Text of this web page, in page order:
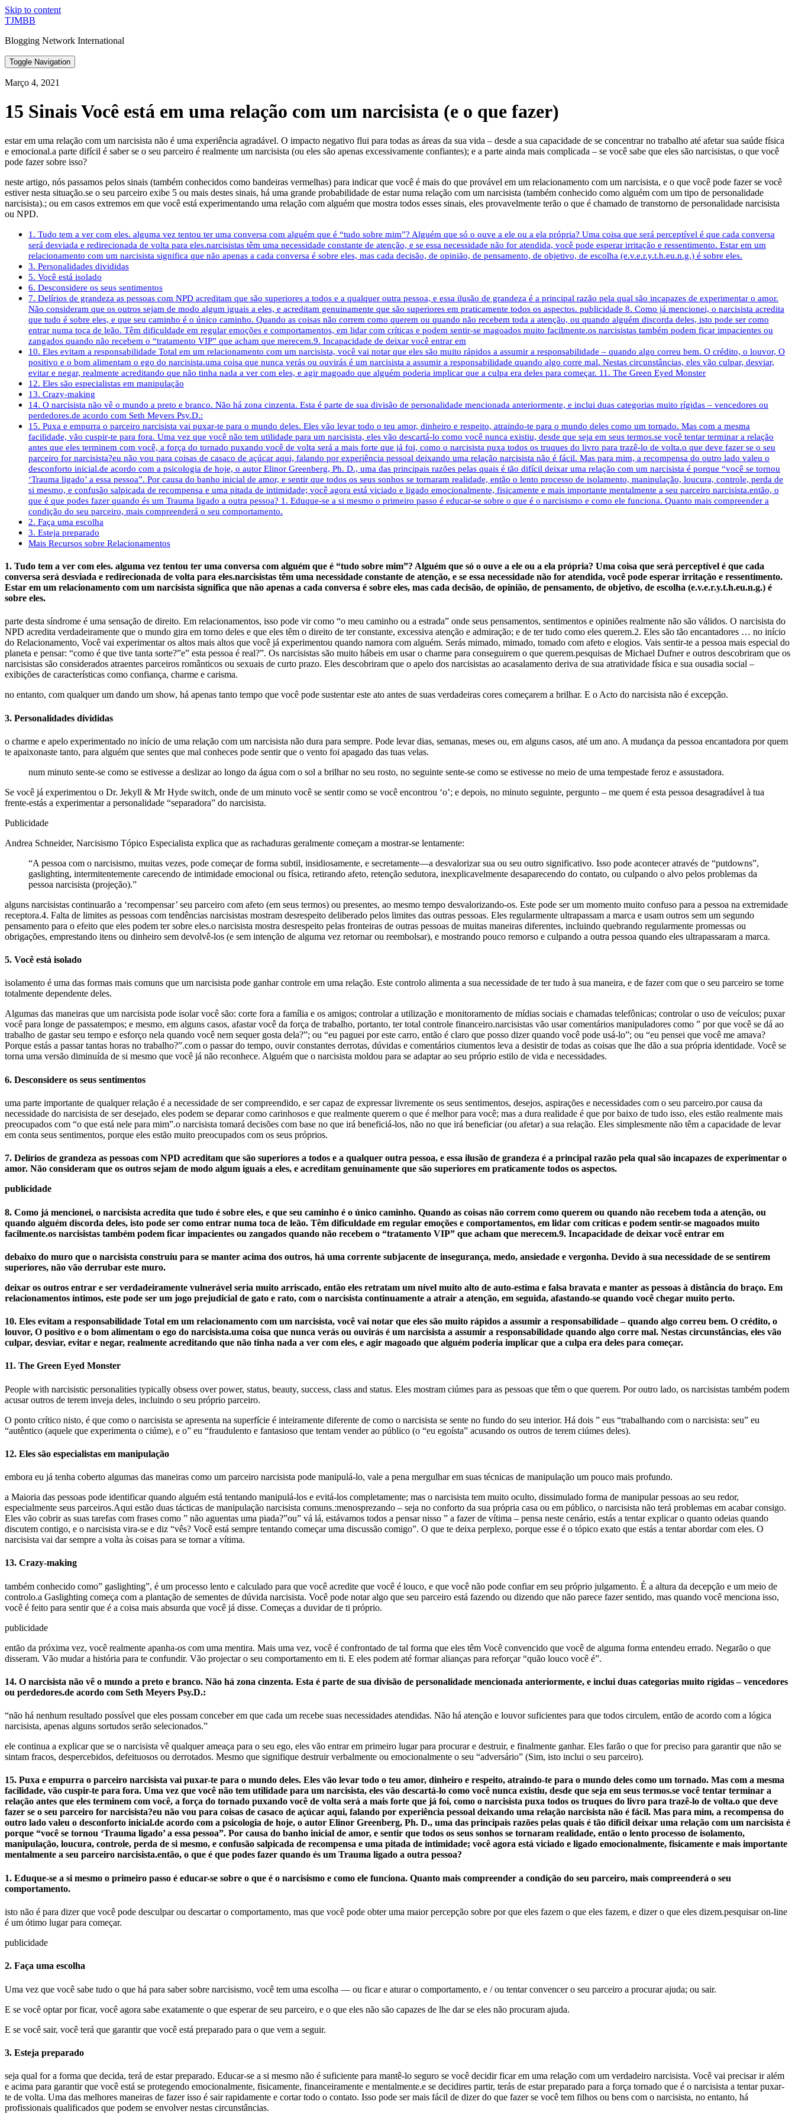
Skip to content
TJMBB
Blogging Network International
Toggle Navigation
Março 4, 2021
15 Sinais Você está em uma relação com um narcisista (e o que fazer)
estar em uma relação com um narcisista não é uma experiência agradável. O impacto negativo flui para todas as áreas da sua vida – desde a sua capacidade de se concentrar no trabalho até afetar sua saúde física
e emocional.a parte difícil é saber se o seu parceiro é realmente um narcisista (ou eles são apenas excessivamente confiantes); e a parte ainda mais complicada – se você sabe que eles são narcisistas, o que você
pode fazer sobre isso?
neste artigo, nós passamos pelos sinais (também conhecidos como bandeiras vermelhas) para indicar que você é mais do que provável em um relacionamento com um narcisista, e o que você pode fazer se você
estiver nesta situação.se o seu parceiro exibe 5 ou mais destes sinais, há uma grande probabilidade de estar numa relação com um narcisista (também conhecido como alguém com um tipo de personalidade
narcisista).; ou em casos extremos em que você está experimentando uma relação com alguém que mostra todos esses sinais, eles provavelmente terão o que é chamado de transtorno de personalidade narcisista
ou NPD.
1. Tudo tem a ver com eles. alguma vez tentou ter uma conversa com alguém que é “tudo sobre mim”? Alguém que só o ouve a ele ou a ela própria? Uma coisa que será perceptível é que cada conversa
será desviada e redirecionada de volta para eles.narcisistas têm uma necessidade constante de atenção, e se essa necessidade não for atendida, você pode esperar irritação e ressentimento. Estar em um
relacionamento com um narcisista significa que não apenas a cada conversa é sobre eles, mas cada decisão, de opinião, de pensamento, de objetivo, de escolha (e.v.e.r.y.t.h.eu.n.g.) é sobre eles.
3. Personalidades divididas
5. Você está isolado
6. Desconsidere os seus sentimentos
7. Delírios de grandeza as pessoas com NPD acreditam que são superiores a todos e a qualquer outra pessoa, e essa ilusão de grandeza é a principal razão pela qual são incapazes de experimentar o amor.
Não consideram que os outros sejam de modo algum iguais a eles, e acreditam genuinamente que são superiores em praticamente todos os aspectos. publicidade 8. Como já mencionei, o narcisista acredita
que tudo é sobre eles, e que seu caminho é o único caminho. Quando as coisas não correm como querem ou quando não recebem toda a atenção, ou quando alguém discorda deles, isto pode ser como
entrar numa toca de leão. Têm dificuldade em regular emoções e comportamentos, em lidar com críticas e podem sentir-se magoados muito facilmente.os narcisistas também podem ficar impacientes ou
zangados quando não recebem o “tratamento VIP” que acham que merecem.9. Incapacidade de deixar você entrar em
10. Eles evitam a responsabilidade Total em um relacionamento com um narcisista, você vai notar que eles são muito rápidos a assumir a responsabilidade – quando algo correu bem. O crédito, o louvor, O
positivo e o bom alimentam o ego do narcisista.uma coisa que nunca verás ou ouvirás é um narcisista a assumir a responsabilidade quando algo corre mal. Nestas circunstâncias, eles vão culpar, desviar,
evitar e negar, realmente acreditando que não tinha nada a ver com eles, e agir magoado que alguém poderia implicar que a culpa era deles para começar. 11. The Green Eyed Monster
12. Eles são especialistas em manipulação
13. Crazy-making
14. O narcisista não vê o mundo a preto e branco. Não há zona cinzenta. Esta é parte de sua divisão de personalidade mencionada anteriormente, e inclui duas categorias muito rígidas – vencedores ou
perdedores.de acordo com Seth Meyers Psy.D.:
15. Puxa e empurra o parceiro narcisista vai puxar-te para o mundo deles. Eles vão levar todo o teu amor, dinheiro e respeito, atraindo-te para o mundo deles como um tornado. Mas com a mesma
facilidade, vão cuspir-te para fora. Uma vez que você não tem utilidade para um narcisista, eles vão descartá-lo como você nunca existiu, desde que seja em seus termos.se você tentar terminar a relação
antes que eles terminem com você, a força do tornado puxando você de volta será a mais forte que já foi, como o narcisista puxa todos os truques do livro para trazê-lo de volta.o que deve fazer se o seu
parceiro for narcisista?eu não vou para coisas de casaco de açúcar aqui, falando por experiência pessoal deixando uma relação narcisista não é fácil. Mas para mim, a recompensa do outro lado valeu o
desconforto inicial.de acordo com a psicologia de hoje, o autor Elinor Greenberg, Ph. D., uma das principais razões pelas quais é tão difícil deixar uma relação com um narcisista é porque “você se tornou
‘Trauma ligado’ a essa pessoa”. Por causa do banho inicial de amor, e sentir que todos os seus sonhos se tornaram realidade, então o lento processo de isolamento, manipulação, loucura, controle, perda de
si mesmo, e confusão salpicada de recompensa e uma pitada de intimidade; você agora está viciado e ligado emocionalmente, fisicamente e mais importante mentalmente a seu parceiro narcisista.então, o
que é que podes fazer quando és um Trauma ligado a outra pessoa? 1. Eduque-se a si mesmo o primeiro passo é educar-se sobre o que é o narcisismo e como ele funciona. Quanto mais compreender a
condição do seu parceiro, mais compreenderá o seu comportamento.
2. Faça uma escolha
3. Esteja preparado
Mais Recursos sobre Relacionamentos
1. Tudo tem a ver com eles. alguma vez tentou ter uma conversa com alguém que é “tudo sobre mim”? Alguém que só o ouve a ele ou a ela própria? Uma coisa que será perceptível é que cada
conversa será desviada e redirecionada de volta para eles.narcisistas têm uma necessidade constante de atenção, e se essa necessidade não for atendida, você pode esperar irritação e ressentimento.
Estar em um relacionamento com um narcisista significa que não apenas a cada conversa é sobre eles, mas cada decisão, de opinião, de pensamento, de objetivo, de escolha (e.v.e.r.y.t.h.eu.n.g.) é
sobre eles.
parte desta síndrome é uma sensação de direito. Em relacionamentos, isso pode vir como “o meu caminho ou a estrada” onde seus pensamentos, sentimentos e opiniões realmente não são válidos. O narcisista do
NPD acredita verdadeiramente que o mundo gira em torno deles e que eles têm o direito de ter constante, excessiva atenção e admiração; e de ter tudo como eles querem.2. Eles são tão encantadores … no início
do Relacionamento, Você vai experimentar os altos mais altos que você já experimentou quando namora com alguém. Serás mimado, mimado, tomado com afeto e elogios. Vais sentir-te a pessoa mais especial do
planeta e pensar: “como é que tive tanta sorte?”e” esta pessoa é real?”. Os narcisistas são muito hábeis em usar o charme para conseguirem o que querem.pesquisas de Michael Dufner e outros descobriram que os
narcisistas são considerados atraentes parceiros românticos ou sexuais de curto prazo. Eles descobriram que o apelo dos narcisistas ao acasalamento deriva de sua atratividade física e sua ousadia social –
exibições de características como confiança, charme e carisma.
no entanto, com qualquer um dando um show, há apenas tanto tempo que você pode sustentar este ato antes de suas verdadeiras cores começarem a brilhar. E o Acto do narcisista não é excepção.
3. Personalidades divididas
o charme e apelo experimentado no início de uma relação com um narcisista não dura para sempre. Pode levar dias, semanas, meses ou, em alguns casos, até um ano. A mudança da pessoa encantadora por quem
te apaixonaste tanto, para alguém que sentes que mal conheces pode sentir que o vento foi apagado das tuas velas.
num minuto sente-se como se estivesse a deslizar ao longo da água com o sol a brilhar no seu rosto, no seguinte sente-se como se estivesse no meio de uma tempestade feroz e assustadora.
Se você já experimentou o Dr. Jekyll & Mr Hyde switch, onde de um minuto você se sentir como se você encontrou ‘o’; e depois, no minuto seguinte, pergunto – me quem é esta pessoa desagradável à tua
frente-estás a experimentar a personalidade “separadora” do narcisista.
Publicidade
Andrea Schneider, Narcisismo Tópico Especialista explica que as rachaduras geralmente começam a mostrar-se lentamente:
“A pessoa com o narcisismo, muitas vezes, pode começar de forma subtil, insidiosamente, e secretamente—a desvalorizar sua ou seu outro significativo. Isso pode acontecer através de “putdowns”,
gaslighting, intermitentemente carecendo de intimidade emocional ou física, retirando afeto, retenção sedutora, inexplicavelmente desaparecendo do contato, ou culpando o alvo pelos problemas da
pessoa narcisista (projeção).”
alguns narcisistas continuarão a ‘recompensar’ seu parceiro com afeto (em seus termos) ou presentes, ao mesmo tempo desvalorizando-os. Este pode ser um momento muito confuso para a pessoa na extremidade
receptora.4. Falta de limites as pessoas com tendências narcisistas mostram desrespeito deliberado pelos limites das outras pessoas. Eles regularmente ultrapassam a marca e usam outros sem um segundo
pensamento para o efeito que eles podem ter sobre eles.o narcisista mostra desrespeito pelas fronteiras de outras pessoas de muitas maneiras diferentes, incluindo quebrando regularmente promessas ou
obrigações, emprestando itens ou dinheiro sem devolvê-los (e sem intenção de alguma vez retornar ou reembolsar), e mostrando pouco remorso e culpando a outra pessoa quando eles ultrapassaram a marca.
5. Você está isolado
isolamento é uma das formas mais comuns que um narcisista pode ganhar controle em uma relação. Este controlo alimenta a sua necessidade de ter tudo à sua maneira, e de fazer com que o seu parceiro se torne
totalmente dependente deles.
Algumas das maneiras que um narcisista pode isolar você são: corte fora a família e os amigos; controlar a utilização e monitoramento de mídias sociais e chamadas telefônicas; controlar o uso de veículos; puxar
você para longe de passatempos; e mesmo, em alguns casos, afastar você da força de trabalho, portanto, ter total controle financeiro.narcisistas vão usar comentários manipuladores como ” por que você se dá ao
trabalho de gastar seu tempo e esforço nela quando você nem sequer gosta dela?”; ou “eu paguei por este carro, então é claro que posso dizer quando você pode usá-lo”; ou “eu pensei que você me amava?
Porque estás a passar tantas horas no trabalho?”.com o passar do tempo, ouvir constantes derrotas, dúvidas e comentários ciumentos leva a desistir de todas as coisas que lhe dão a sua própria identidade. Você se
torna uma versão diminuída de si mesmo que você já não reconhece. Alguém que o narcisista moldou para se adaptar ao seu próprio estilo de vida e necessidades.
6. Desconsidere os seus sentimentos
uma parte importante de qualquer relação é a necessidade de ser compreendido, e ser capaz de expressar livremente os seus sentimentos, desejos, aspirações e necessidades com o seu parceiro.por causa da
necessidade do narcisista de ser desejado, eles podem se deparar como carinhosos e que realmente querem o que é melhor para você; mas a dura realidade é que por baixo de tudo isso, eles estão realmente mais
preocupados com “o que está nele para mim”.o narcisista tomará decisões com base no que irá beneficiá-los, não no que irá beneficiar (ou afetar) a sua relação. Eles simplesmente não têm a capacidade de levar
em conta seus sentimentos, porque eles estão muito preocupados com os seus próprios.
7. Delírios de grandeza as pessoas com NPD acreditam que são superiores a todos e a qualquer outra pessoa, e essa ilusão de grandeza é a principal razão pela qual são incapazes de experimentar o
amor. Não consideram que os outros sejam de modo algum iguais a eles, e acreditam genuinamente que são superiores em praticamente todos os aspectos.
publicidade
8. Como já mencionei, o narcisista acredita que tudo é sobre eles, e que seu caminho é o único caminho. Quando as coisas não correm como querem ou quando não recebem toda a atenção, ou
quando alguém discorda deles, isto pode ser como entrar numa toca de leão. Têm dificuldade em regular emoções e comportamentos, em lidar com críticas e podem sentir-se magoados muito
facilmente.os narcisistas também podem ficar impacientes ou zangados quando não recebem o “tratamento VIP” que acham que merecem.9. Incapacidade de deixar você entrar em
debaixo do muro que o narcisista construiu para se manter acima dos outros, há uma corrente subjacente de insegurança, medo, ansiedade e vergonha. Devido à sua necessidade de se sentirem
superiores, não vão derrubar este muro.
deixar os outros entrar e ser verdadeiramente vulnerável seria muito arriscado, então eles retratam um nível muito alto de auto-estima e falsa bravata e manter as pessoas à distância do braço. Em
relacionamentos íntimos, este pode ser um jogo prejudicial de gato e rato, com o narcisista continuamente a atrair a atenção, em seguida, afastando-se quando você chegar muito perto.
10. Eles evitam a responsabilidade Total em um relacionamento com um narcisista, você vai notar que eles são muito rápidos a assumir a responsabilidade – quando algo correu bem. O crédito, o
louvor, O positivo e o bom alimentam o ego do narcisista.uma coisa que nunca verás ou ouvirás é um narcisista a assumir a responsabilidade quando algo corre mal. Nestas circunstâncias, eles vão
culpar, desviar, evitar e negar, realmente acreditando que não tinha nada a ver com eles, e agir magoado que alguém poderia implicar que a culpa era deles para começar.
11. The Green Eyed Monster
People with narcisistic personalities typically obsess over power, status, beauty, success, class and status. Eles mostram ciúmes para as pessoas que têm o que querem. Por outro lado, os narcisistas também podem
acusar outros de terem inveja deles, incluindo o seu próprio parceiro.
O ponto crítico nisto, é que como o narcisista se apresenta na superfície é inteiramente diferente de como o narcisista se sente no fundo do seu interior. Há dois ” eus “trabalhando com o narcisista: seu” eu
“autêntico (aquele que experimenta o ciúme), e o” eu “fraudulento e fantasioso que tentam vender ao público (o “eu egoísta” acusando os outros de terem ciúmes deles).
12. Eles são especialistas em manipulação
embora eu já tenha coberto algumas das maneiras como um parceiro narcisista pode manipulá-lo, vale a pena mergulhar em suas técnicas de manipulação um pouco mais profundo.
a Maioria das pessoas pode identificar quando alguém está tentando manipulá-los e evitá-los completamente; mas o narcisista tem muito oculto, dissimulado forma de manipular pessoas ao seu redor,
especialmente seus parceiros.Aqui estão duas tácticas de manipulação narcisista comuns.:menosprezando – seja no conforto da sua própria casa ou em público, o narcisista não terá problemas em acabar consigo.
Eles vão cobrir as suas tarefas com frases como ” não aguentas uma piada?”ou” vá lá, estávamos todos a pensar nisso ” a fazer de vítima – pensa neste cenário, estás a tentar explicar o quanto odeias quando
discutem contigo, e o narcisista vira-se e diz “vês? Você está sempre tentando começar uma discussão comigo”. O que te deixa perplexo, porque esse é o tópico exato que estás a tentar abordar com eles. O
narcisista vai dar sempre a volta às coisas para se tornar a vítima.
13. Crazy-making
também conhecido como” gaslighting”, é um processo lento e calculado para que você acredite que você é louco, e que você não pode confiar em seu próprio julgamento. É a altura da decepção e um meio de
controlo.a Gaslighting começa com a plantação de sementes de dúvida narcisista. Você pode notar algo que seu parceiro está fazendo ou dizendo que não parece fazer sentido, mas quando você menciona isso,
você é feito para sentir que é a coisa mais absurda que você já disse. Começas a duvidar de ti próprio.
publicidade
então da próxima vez, você realmente apanha-os com uma mentira. Mais uma vez, você é confrontado de tal forma que eles têm Você convencido que você de alguma forma entendeu errado. Negarão o que
disseram. Vão mudar a história para te confundir. Vão projectar o seu comportamento em ti. E eles podem até formar alianças para reforçar “quão louco você é”.
14. O narcisista não vê o mundo a preto e branco. Não há zona cinzenta. Esta é parte de sua divisão de personalidade mencionada anteriormente, e inclui duas categorias muito rígidas – vencedores
ou perdedores.de acordo com Seth Meyers Psy.D.:
“não há nenhum resultado possível que eles possam conceber em que cada um recebe suas necessidades atendidas. Não há atenção e louvor suficientes para que todos circulem, então de acordo com a lógica
narcisista, apenas alguns sortudos serão selecionados.”
ele continua a explicar que se o narcisista vê qualquer ameaça para o seu ego, eles vão entrar em primeiro lugar para procurar e destruir, e finalmente ganhar. Eles farão o que for preciso para garantir que não se
sintam fracos, despercebidos, defeituosos ou derrotados. Mesmo que signifique destruir verbalmente ou emocionalmente o seu “adversário” (Sim, isto inclui o seu parceiro).
15. Puxa e empurra o parceiro narcisista vai puxar-te para o mundo deles. Eles vão levar todo o teu amor, dinheiro e respeito, atraindo-te para o mundo deles como um tornado. Mas com a mesma
facilidade, vão cuspir-te para fora. Uma vez que você não tem utilidade para um narcisista, eles vão descartá-lo como você nunca existiu, desde que seja em seus termos.se você tentar terminar a
relação antes que eles terminem com você, a força do tornado puxando você de volta será a mais forte que já foi, como o narcisista puxa todos os truques do livro para trazê-lo de volta.o que deve
fazer se o seu parceiro for narcisista?eu não vou para coisas de casaco de açúcar aqui, falando por experiência pessoal deixando uma relação narcisista não é fácil. Mas para mim, a recompensa do
outro lado valeu o desconforto inicial.de acordo com a psicologia de hoje, o autor Elinor Greenberg, Ph. D., uma das principais razões pelas quais é tão difícil deixar uma relação com um narcisista é
porque “você se tornou ‘Trauma ligado’ a essa pessoa”. Por causa do banho inicial de amor, e sentir que todos os seus sonhos se tornaram realidade, então o lento processo de isolamento,
manipulação, loucura, controle, perda de si mesmo, e confusão salpicada de recompensa e uma pitada de intimidade; você agora está viciado e ligado emocionalmente, fisicamente e mais importante
mentalmente a seu parceiro narcisista.então, o que é que podes fazer quando és um Trauma ligado a outra pessoa?
1. Eduque-se a si mesmo o primeiro passo é educar-se sobre o que é o narcisismo e como ele funciona. Quanto mais compreender a condição do seu parceiro, mais compreenderá o seu
comportamento.
isto não é para dizer que você pode desculpar ou descartar o comportamento, mas que você pode obter uma maior percepção sobre por que eles fazem o que eles fazem, e dizer o que eles dizem.pesquisar on-line
é um ótimo lugar para começar.
publicidade
2. Faça uma escolha
Uma vez que você sabe tudo o que há para saber sobre narcisismo, você tem uma escolha — ou ficar e aturar o comportamento, e / ou tentar convencer o seu parceiro a procurar ajuda; ou sair.
E se você optar por ficar, você agora sabe exatamente o que esperar de seu parceiro, e o que eles não são capazes de lhe dar se eles não procuram ajuda.
E se você sair, você terá que garantir que você está preparado para o que vem a seguir.
3. Esteja preparado
seja qual for a forma que decida, terá de estar preparado. Educar-se a si mesmo não é suficiente para mantê-lo seguro se você decidir ficar em uma relação com um verdadeiro narcisista. Você vai precisar ir além
e acima para garantir que você está se protegendo emocionalmente, fisicamente, financeiramente e mentalmente.e se decidires partir, terás de estar preparado para a força tornado que é o narcisista a tentar puxar-
te de volta. Uma das melhores maneiras de fazer isso é sair rapidamente e cortar todo o contato. Isso pode ser mais fácil de dizer do que fazer se você tem filhos ou bens com o narcisista, no entanto, há
profissionais qualificados que podem se envolver nestas circunstâncias.